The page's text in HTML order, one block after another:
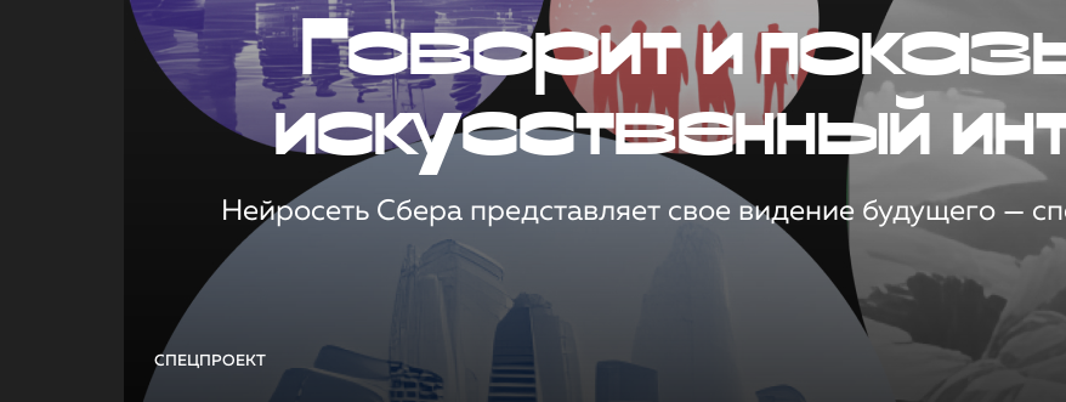
СПЕЦПРОЕКТ
Говорит и
искусственный
Нейросеть Сбера представляет свое видение будущего —